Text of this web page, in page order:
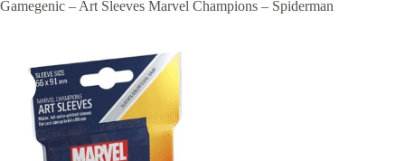
Gamegenic – Art Sleeves Marvel Champions – Spiderman